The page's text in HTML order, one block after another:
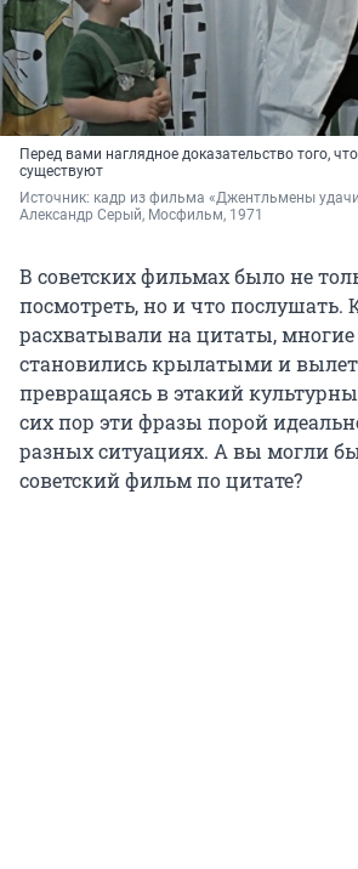
Перед вами наглядное доказательство того,
существуют
Источник: кадр из фильма «Джентльмены
Александр Серый, Мосфильм, 1971
В советских фильмах было не
посмотреть, но и что послушать.
расхватывали на цитаты,
становились крылатыми и
превращаясь в этакий
сих пор эти фразы порой
разных ситуациях. А вы могли
советский фильм по цитате?